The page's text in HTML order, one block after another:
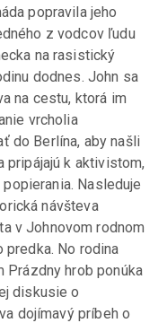
popravila jeho
z vodcov ľudu
na rasistický
dodnes. John sa
na cestu, ktorá im
vrcholia
do Berlína, aby našli
pripájajú k aktivistom,
Nasleduje
návšteva
v Johnovom rodnom
No rodina
Prázdny hrob ponúka
diskusie o
dojímavý príbeh o